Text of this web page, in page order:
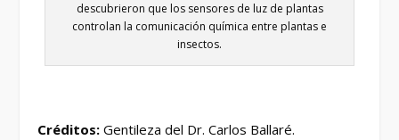
descubrieron que los sensores de luz de plantas
controlan la comunicación química entre plantas e
insectos.
Créditos:Gentileza del Dr. Carlos Ballaré.